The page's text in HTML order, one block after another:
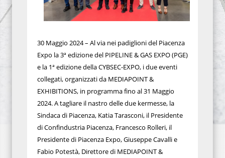
30 Maggio 2024 – Al via nei padiglioni del Piacenza
Expo la 3ª edizione del PIPELINE & GAS EXPO (PGE)
e la 1ª edizione della CYBSEC-EXPO, i due eventi
collegati, organizzati da MEDIAPOINT &
EXHIBITIONS, in programma fino al 31 Maggio
2024. A tagliare il nastro delle due kermesse, la
Sindaca di Piacenza, Katia Tarasconi, il Presidente
di Confindustria Piacenza, Francesco Rolleri, il
Presidente di Piacenza Expo, Giuseppe Cavalli e
Fabio Potestà, Direttore di MEDIAPOINT &